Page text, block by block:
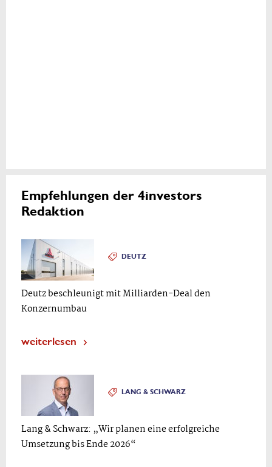
Empfehlungen der 4investors
Redaktion
DEUTZ
Deutz beschleunigt mit Milliarden-Deal den
Konzernumbau
weiterlesen
LANG & SCHWARZ
Lang & Schwarz: „Wir planen eine erfolgreiche
Umsetzung bis Ende 2026“